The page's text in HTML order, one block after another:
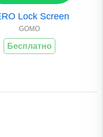
Lock Screen
GOMO
Бесплатно